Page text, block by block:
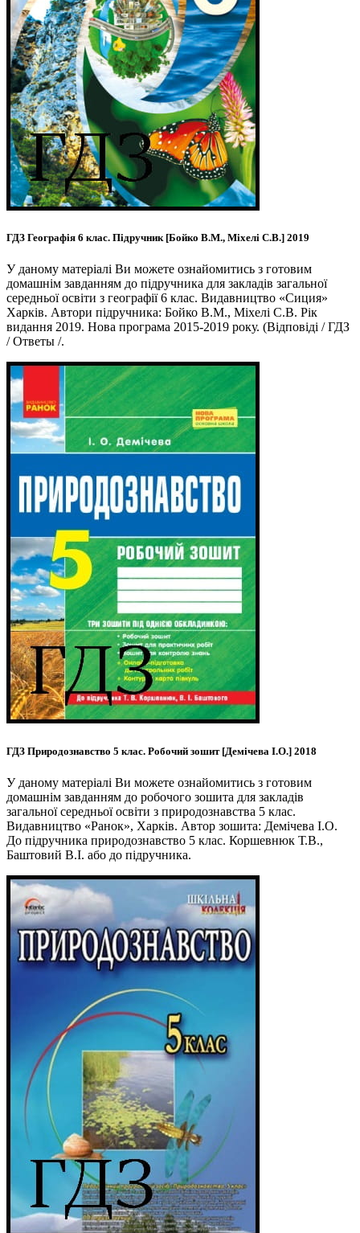
ГДЗ Географія 6 клас. Підручник [Бойко В.М., Міхелі С.В.] 2019
У даному матеріалі Ви можете ознайомитись з готовим
домашнім завданням до підручника для закладів загальної
середньої освіти з географії 6 клас. Видавництво «Сиция»
Харків. Автори підручника: Бойко В.М., Міхелі С.В. Рік
видання 2019. Нова програма 2015-2019 року. (Відповіді / ГДЗ
/ Ответы /.
ГДЗ Природознавство 5 клас. Робочий зошит [Демічева І.О.] 2018
У даному матеріалі Ви можете ознайомитись з готовим
домашнім завданням до робочого зошита для закладів
загальної середньої освіти з природознавства 5 клас.
Видавництво «Ранок», Харків. Автор зошита: Демічева І.О.
До підручника природознавство 5 клас. Коршевнюк Т.В.,
Баштовий В.І. або до підручника.